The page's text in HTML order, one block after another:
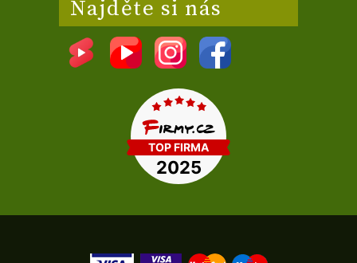
Najděte si nás